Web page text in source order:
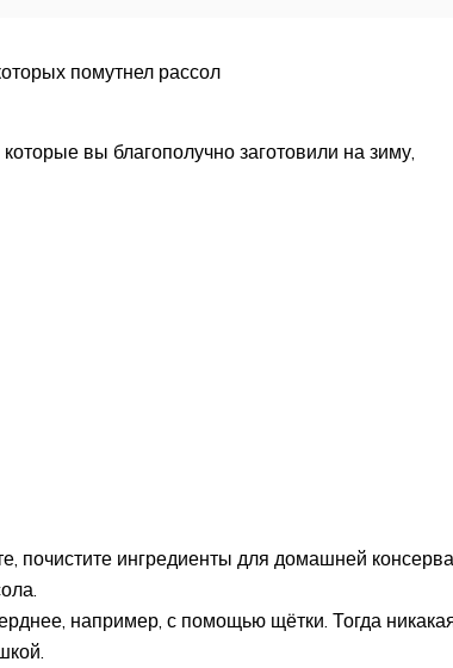
помутнел рассол
вы благополучно заготовили на зиму,
почистите ингредиенты для домашней
например, с помощью щётки. Тогда